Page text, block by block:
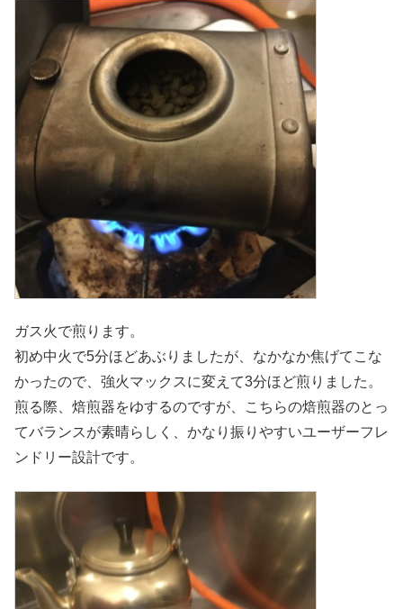
ガス火で煎ります。
初め中火で5分ほどあぶりましたが、なかなか焦げてこな
かったので、強火マックスに変えて3分ほど煎りました。
煎る際、焙煎器をゆするのですが、こちらの焙煎器のとっ
てバランスが素晴らしく、かなり振りやすいユーザーフレ
ンドリー設計です。